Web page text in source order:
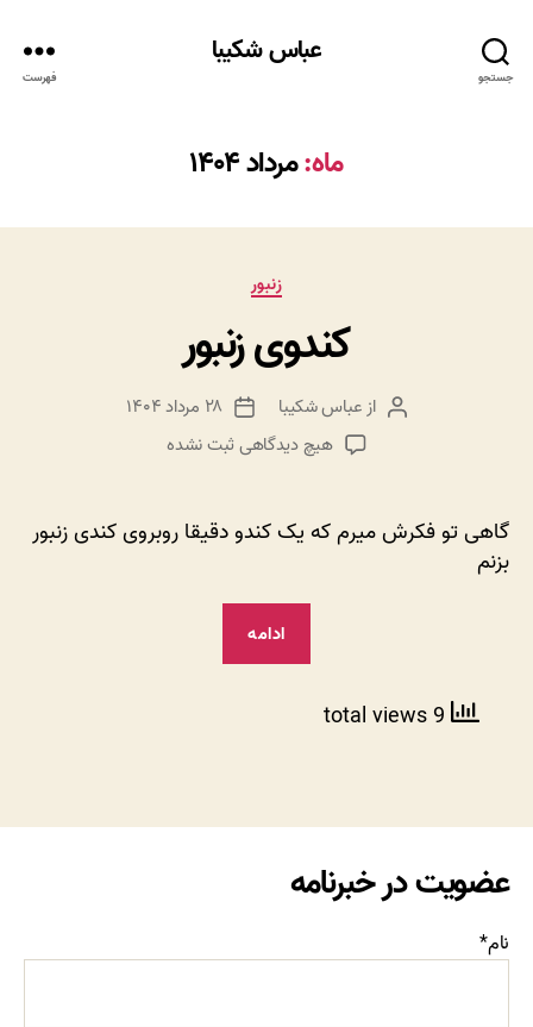
جستجو
عباس شکیبا
فهرست
ماه:مرداد ۱۴۰۴
دسته‌هازنبور
کندوی زنبور
نویسنده
نوشته
از عباس شکیبا
تاریخ
نوشته
۲۸ مرداد ۱۴۰۴
هیچ دیدگاهیبرای
ثبت نشده
گاهی تو فکرش میرم که یک کندو دقیقا روبروی کندی زنبور
بزنم
ادامه
عضویت در خبرنامه
نام*